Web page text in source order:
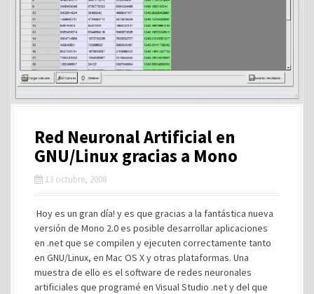
Red Neuronal Artificial en
GNU/Linux gracias a Mono
13 octubre, 2008
Hoy es un gran día! y es que gracias a la fantástica nueva
versión de Mono 2.0 es posible desarrollar aplicaciones
en .net que se compilen y ejecuten correctamente tanto
en GNU/Linux, en Mac OS X y otras plataformas. Una
muestra de ello es el software de redes neuronales
artificiales que programé en Visual Studio .net y del que